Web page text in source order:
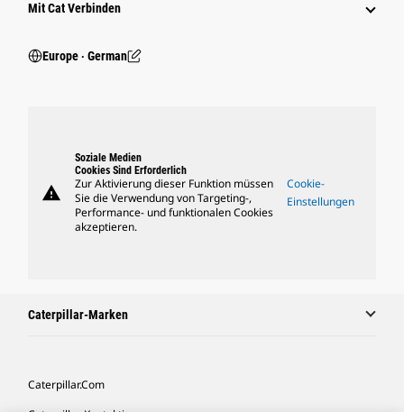
Mit Cat Verbinden
Europe ‧ German
warning
Soziale Medien
Cookies Sind Erforderlich
Zur Aktivierung dieser Funktion müssen
Sie die Verwendung von Targeting-,
Performance- und funktionalen Cookies
akzeptieren.
Cookie-
Einstellungen
Caterpillar-Marken
Caterpillar.com